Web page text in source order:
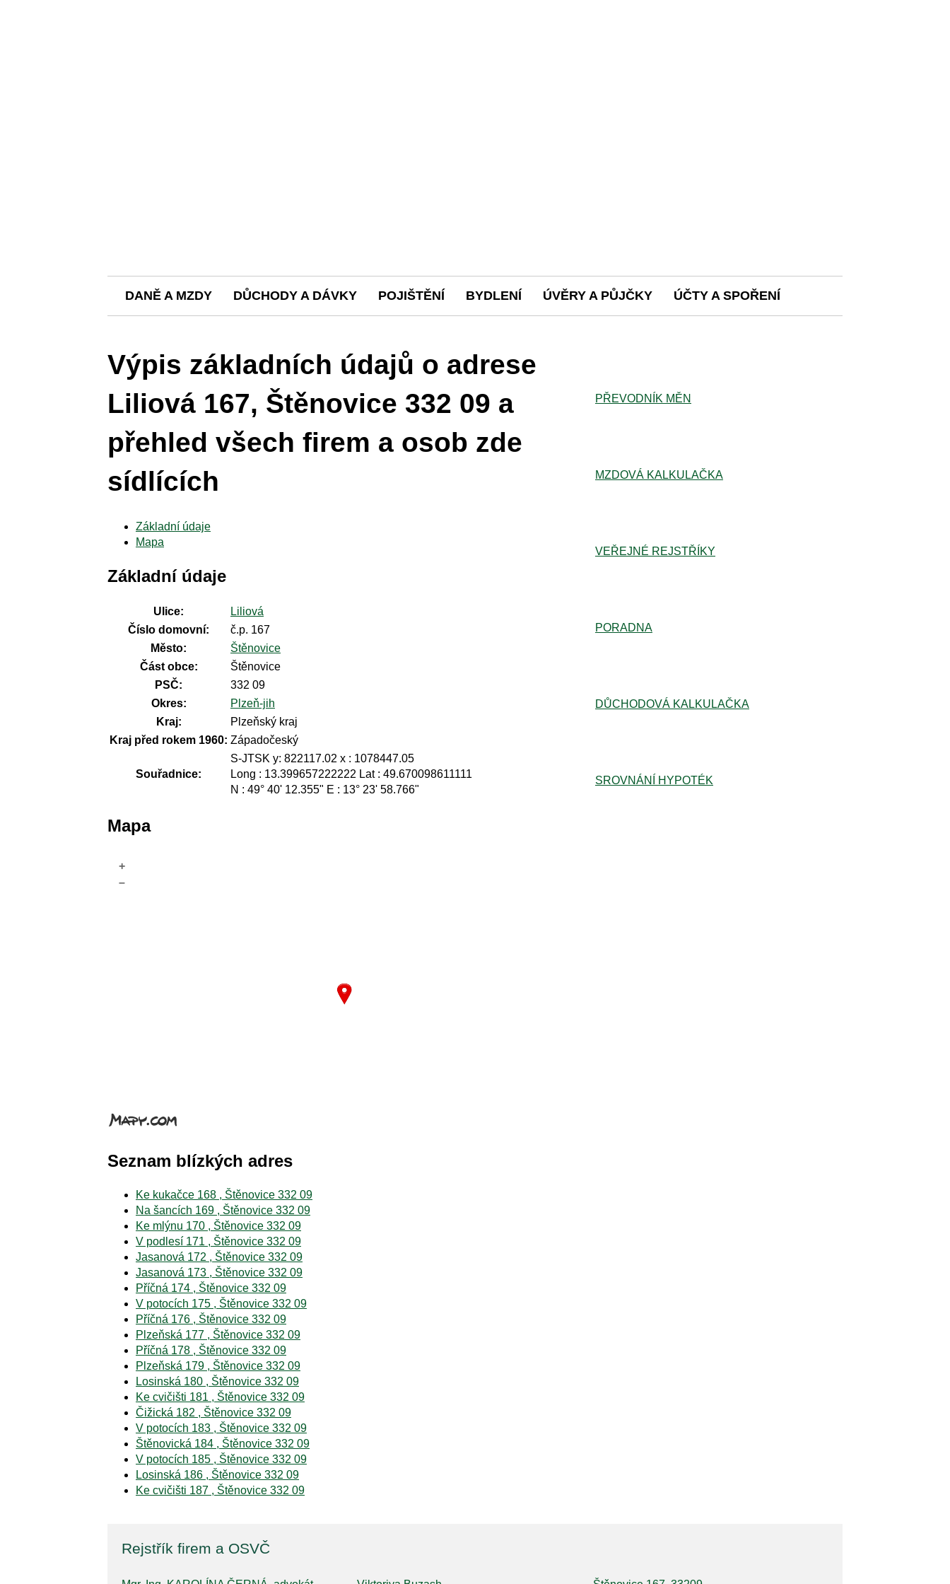
DANĚ A MZDY DŮCHODY A DÁVKY POJIŠTĚNÍ BYDLENÍ ÚVĚRY A PŮJČKY ÚČTY A SPOŘENÍ
Výpis základních údajů o adrese
Liliová 167, Štěnovice 332 09 a
přehled všech firem a osob zde
sídlících
Základní údaje
Mapa
Základní údaje
Ulice:
Liliová
Číslo domovní:
č.p. 167
Město:
Štěnovice
Část obce:
Štěnovice
PSČ:
332 09
Okres:
Plzeň-jih
Kraj:
Plzeňský kraj
Kraj před rokem 1960: Západočeský
Souřadnice:
S-JTSK y: 822117.02 x : 1078447.05
Long : 13.399657222222 Lat : 49.670098611111
N : 49° 40' 12.355" E : 13° 23' 58.766"
Mapa
+
–
Seznam blízkých adres
Ke kukačce 168 , Štěnovice 332 09
Na šancích 169 , Štěnovice 332 09
Ke mlýnu 170 , Štěnovice 332 09
V podlesí 171 , Štěnovice 332 09
Jasanová 172 , Štěnovice 332 09
Jasanová 173 , Štěnovice 332 09
Příčná 174 , Štěnovice 332 09
V potocích 175 , Štěnovice 332 09
Příčná 176 , Štěnovice 332 09
Plzeňská 177 , Štěnovice 332 09
Příčná 178 , Štěnovice 332 09
Plzeňská 179 , Štěnovice 332 09
Losinská 180 , Štěnovice 332 09
Ke cvičišti 181 , Štěnovice 332 09
Čižická 182 , Štěnovice 332 09
V potocích 183 , Štěnovice 332 09
Štěnovická 184 , Štěnovice 332 09
V potocích 185 , Štěnovice 332 09
Losinská 186 , Štěnovice 332 09
Ke cvičišti 187 , Štěnovice 332 09
PŘEVODNÍK MĚN
MZDOVÁ KALKULAČKA
VEŘEJNÉ REJSTŘÍKY
PORADNA
DŮCHODOVÁ KALKULAČKA
SROVNÁNÍ HYPOTÉK
Rejstřík firem a OSVČ